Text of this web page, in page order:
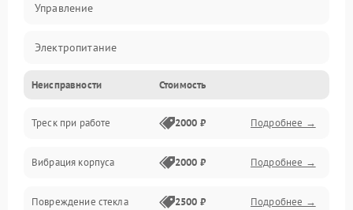
Управление
Электропитание
Нагрев
Неисправности Стоимость
Треск при работе 2000 ₽ Подробнее →
Вибрация корпуса 2000 ₽ Подробнее →
Повреждение стекла 2500 ₽ Подробнее →